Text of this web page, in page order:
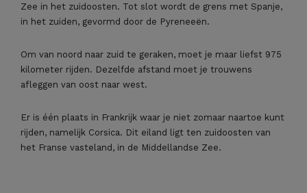
Zee in het zuidoosten. Tot slot wordt de grens met Spanje,
in het zuiden, gevormd door de Pyreneeën.
Om van noord naar zuid te geraken, moet je maar liefst 975
kilometer rijden. Dezelfde afstand moet je trouwens
afleggen van oost naar west.
Er is één plaats in Frankrijk waar je niet zomaar naartoe kunt
rijden, namelijk Corsica. Dit eiland ligt ten zuidoosten van
het Franse vasteland, in de Middellandse Zee.